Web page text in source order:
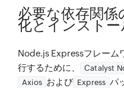
必要な依存関係
化とインストー
Node.js Expressフレーム
行するために、
Catalyst
Axios および Express パ